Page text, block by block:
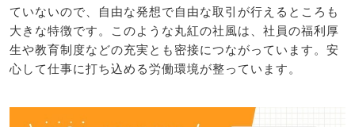
ていないので、自由な発想で自由な取引が行えるところも
大きな特徴です。このような丸紅の社風は、社員の福利厚
生や教育制度などの充実とも密接につながっています。安
心して仕事に打ち込める労働環境が整っています。